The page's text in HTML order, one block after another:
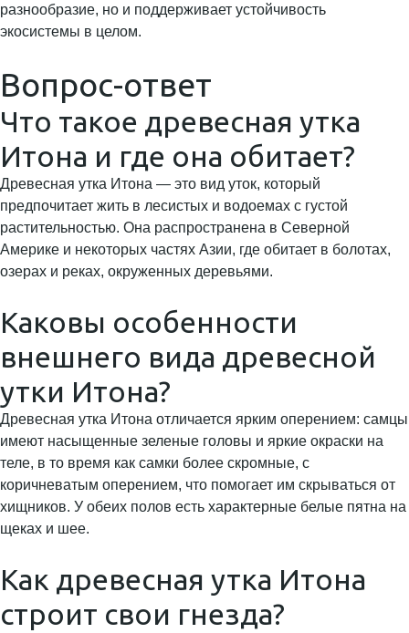
разнообразие, но и поддерживает устойчивость
экосистемы в целом.
Вопрос-ответ
Что такое древесная утка
Итона и где она обитает?
Древесная утка Итона — это вид уток, который
предпочитает жить в лесистых и водоемах с густой
растительностью. Она распространена в Северной
Америке и некоторых частях Азии, где обитает в болотах,
озерах и реках, окруженных деревьями.
Каковы особенности
внешнего вида древесной
утки Итона?
Древесная утка Итона отличается ярким оперением: самцы
имеют насыщенные зеленые головы и яркие окраски на
теле, в то время как самки более скромные, с
коричневатым оперением, что помогает им скрываться от
хищников. У обеих полов есть характерные белые пятна на
щеках и шее.
Как древесная утка Итона
строит свои гнезда?